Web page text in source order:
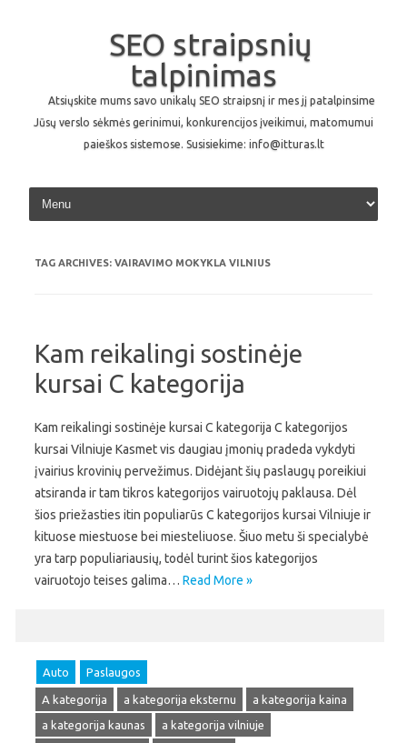
SEO straipsnių
talpinimas
Atsiųskite mums savo unikalų SEO straipsnį ir mes jį patalpinsime
Jūsų verslo sėkmės gerinimui, konkurencijos įveikimui, matomumui
paieškos sistemose. Susisiekime: info@itturas.lt
Skip to content
TAG ARCHIVES: VAIRAVIMO MOKYKLA VILNIUS
Kam reikalingi sostinėje
kursai C kategorija
Kam reikalingi sostinėje kursai C kategorija C kategorijos
kursai Vilniuje Kasmet vis daugiau įmonių pradeda vykdyti
įvairius krovinių pervežimus. Didėjant šių paslaugų poreikiui
atsiranda ir tam tikros kategorijos vairuotojų paklausa. Dėl
šios priežasties itin populiarūs C kategorijos kursai Vilniuje ir
kituose miestuose bei miesteliuose. Šiuo metu ši specialybė
yra tarp populiariausių, todėl turint šios kategorijos
vairuotojo teises galima… Read More »
Auto Paslaugos
A kategorija a kategorija eksternu
a kategorija kaina
a kategorija kaunas
a kategorija vilniuje